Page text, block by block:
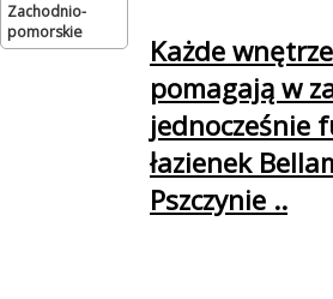
zachodnio-
pomorskie
Każde
pomagają w
jednocześnie
łazienek
Pszczynie ..